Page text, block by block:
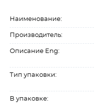
Наименование:
Производитель:
Описание Eng:
Тип упаковки:
В упаковке: